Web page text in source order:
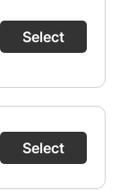
Select
Select